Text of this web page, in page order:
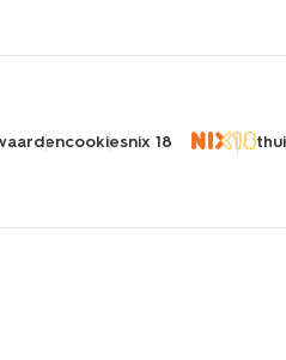
cookiesnix 18